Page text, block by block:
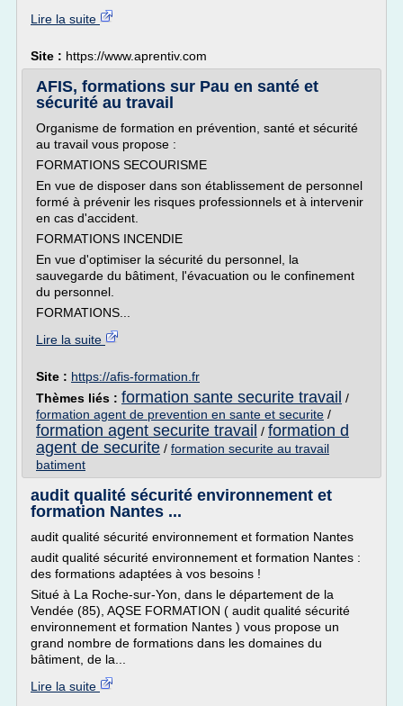
Lire la suite
Site : https://www.aprentiv.com
AFIS, formations sur Pau en santé et
sécurité au travail
Organisme de formation en prévention, santé et sécurité
au travail vous propose :
FORMATIONS SECOURISME
En vue de disposer dans son établissement de personnel
formé à prévenir les risques professionnels et à intervenir
en cas d'accident.
FORMATIONS INCENDIE
En vue d'optimiser la sécurité du personnel, la
sauvegarde du bâtiment, l'évacuation ou le confinement
du personnel.
FORMATIONS...
Lire la suite
Site : https://afis-formation.fr
Thèmes liés : formation sante securite travail /
formation agent de prevention en sante et securite /
formation agent securite travail / formation d
agent de securite / formation securite au travail
batiment
audit qualité sécurité environnement et
formation Nantes ...
audit qualité sécurité environnement et formation Nantes
audit qualité sécurité environnement et formation Nantes :
des formations adaptées à vos besoins !
Situé à La Roche-sur-Yon, dans le département de la
Vendée (85), AQSE FORMATION ( audit qualité sécurité
environnement et formation Nantes ) vous propose un
grand nombre de formations dans les domaines du
bâtiment, de la...
Lire la suite